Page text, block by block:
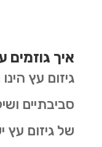
איך גוזמים
גיזום עץ
סביבתיים
של גיזום